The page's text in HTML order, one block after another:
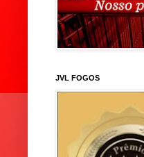
JVL FOGOS